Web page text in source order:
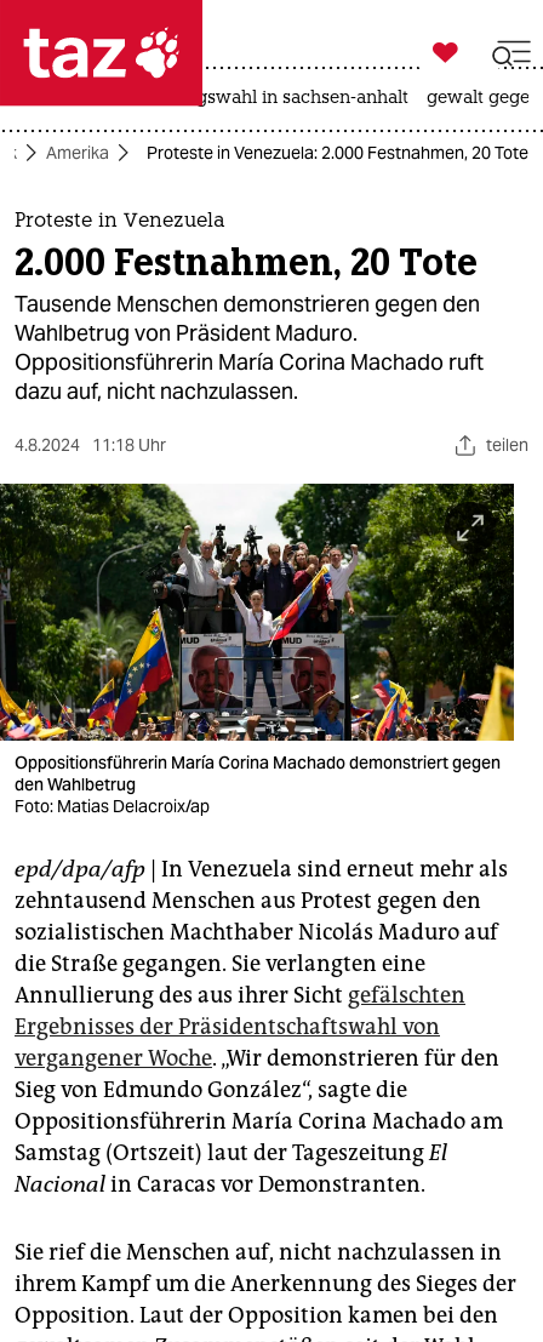
 taz zahl ich
taz zahl ich
themen
politik
öko
gesellschaft
kultur
sport
berlin
nord
wahrheit
verlag
verlag
veranstaltungen
fragen & hilfe
unterstützen
abo
genossenschaft
epaper login

taz zahl ich
landtagswahl in sachsen-anhalt gewalt
Amerika Proteste in Venezuela: 2.000 Festnahmen, 20 Tote
Proteste in Venezuela
2.000 Festnahmen, 20 Tote
Tausende Menschen demonstrieren gegen den
Wahlbetrug von Präsident Maduro.
Oppositionsführerin María Corina Machado ruft
dazu auf, nicht nachzulassen.
4.8.2024 11:18 Uhr teilen
Oppositionsführerin María Corina Machado demonstriert gegen
den Wahlbetrug
Foto: Matias Delacroix/ap
epd/dpa/afp | In Venezuela sind erneut mehr als
zehntausend Menschen aus Protest gegen den
sozialistischen Machthaber Nicolás Maduro auf
die Straße gegangen. Sie verlangten eine
Annullierung des aus ihrer Sicht gefälschten
Ergebnisses der Präsidentschaftswahl von
vergangener Woche. „Wir demonstrieren für den
Sieg von Edmundo González“, sagte die
Oppositionsführerin María Corina Machado am
Samstag (Ortszeit) laut der TageszeitungEl
Nacionalin Caracas vor Demonstranten.
Sie rief die Menschen auf, nicht nachzulassen in
ihrem Kampf um die Anerkennung des Sieges der
Opposition. Laut der Opposition kamen bei den